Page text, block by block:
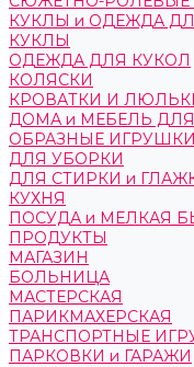
КУКЛЫ и ОДЕЖДА
КУКЛЫ
ОДЕЖДА ДЛЯ КУКОЛ
КОЛЯСКИ
КРОВАТКИ И ЛЮЛЬКИ
ДОМА и МЕБЕЛЬ
ОБРАЗНЫЕ ИГРУШКИ
ДЛЯ УБОРКИ
ДЛЯ СТИРКИ и
КУХНЯ
ПОСУДА и МЕЛКАЯ
ПРОДУКТЫ
МАГАЗИН
БОЛЬНИЦА
МАСТЕРСКАЯ
ПАРИКМАХЕРСКАЯ
ТРАНСПОРТНЫЕ
ПАРКОВКИ и ГАРАЖИ